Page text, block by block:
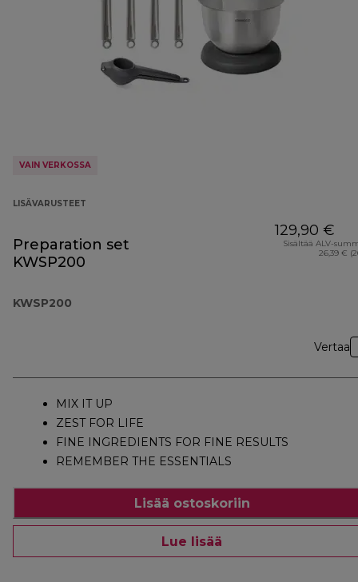
VAIN VERKOSSA
LISÄVARUSTEET
Preparation set
KWSP200
KWSP200
129,90 €
Sisältää ALV-
26,39 €
Vertaa
MIX IT UP
ZEST FOR LIFE
FINE INGREDIENTS FOR FINE RESULTS
REMEMBER THE ESSENTIALS
Lisää ostoskoriin
Lue lisää